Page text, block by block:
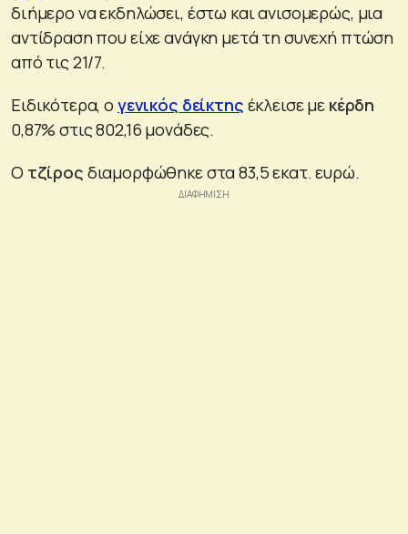
διήμερο να εκδηλώσει, έστω και ανισομερώς, μια
αντίδραση που είχε ανάγκη μετά τη συνεχή πτώση
από τις 21/7.
Ειδικότερα, ο γενικός δείκτης έκλεισε με κέρδη
0,87% στις 802,16 μονάδες.
Ο τζίρος διαμορφώθηκε στα 83,5 εκατ. ευρώ.